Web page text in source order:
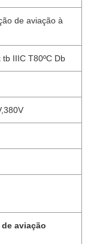
de aviação à
IIIC T80ºC Db
aviação